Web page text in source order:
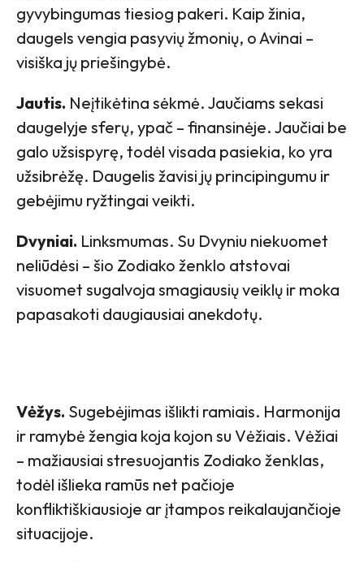
gyvybingumas tiesiog pakeri. Kaip žinia,
daugels vengia pasyvių žmonių, o Avinai –
visiška jų priešingybė.
Jautis. Neįtikėtina sėkmė. Jaučiams sekasi
daugelyje sferų, ypač – finansinėje. Jaučiai be
galo užsispyrę, todėl visada pasiekia, ko yra
užsibrėžę. Daugelis žavisi jų principingumu ir
gebėjimu ryžtingai veikti.
Dvyniai. Linksmumas. Su Dvyniu niekuomet
neliūdėsi – šio Zodiako ženklo atstovai
visuomet sugalvoja smagiausių veiklų ir moka
papasakoti daugiausiai anekdotų.
Vėžys. Sugebėjimas išlikti ramiais. Harmonija
ir ramybė žengia koja kojon su Vėžiais. Vėžiai
– mažiausiai stresuojantis Zodiako ženklas,
todėl išlieka ramūs net pačioje
konfliktiškiausioje ar įtampos reikalaujančioje
situacijoje.